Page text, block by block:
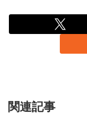
関連記事